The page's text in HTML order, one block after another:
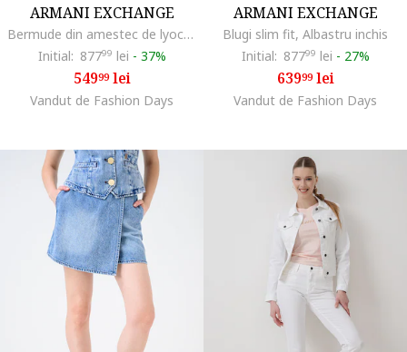
ARMANI EXCHANGE
Bermude din amestec de lyocell cu croiala ampla, Albastru
Initial: 87799 lei - 37%
54999lei
Vandut de Fashion Days
ARMANI EXCHANGE
Blugi slim fit, Albastru inchis
Initial: 87799 lei - 27%
63999lei
Vandut de Fashion Days